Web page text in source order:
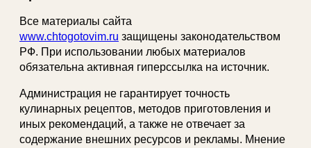
Все материалы сайта
www.chtogotovim.ru защищены законодательством
РФ. При использовании любых материалов
обязательна активная гиперссылка на источник.
Администрация не гарантирует точность
кулинарных рецептов, методов приготовления и
иных рекомендаций, а также не отвечает за
содержание внешних ресурсов и рекламы. Мнение